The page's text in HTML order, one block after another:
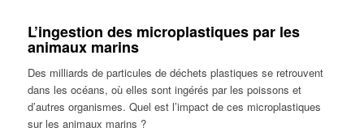
L’ingestion des microplastiques par les
animaux marins
Des milliards de particules de déchets plastiques se retrouvent
dans les océans, où elles sont ingérés par les poissons et
d’autres organismes. Quel est l’impact de ces microplastiques
sur les animaux marins ?